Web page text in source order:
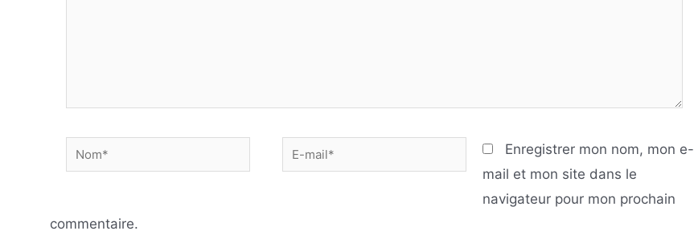
Nom*
E-
mail*
Enregistrer mon nom, mon e-
mail et mon site dans le
navigateur pour mon prochain
commentaire.